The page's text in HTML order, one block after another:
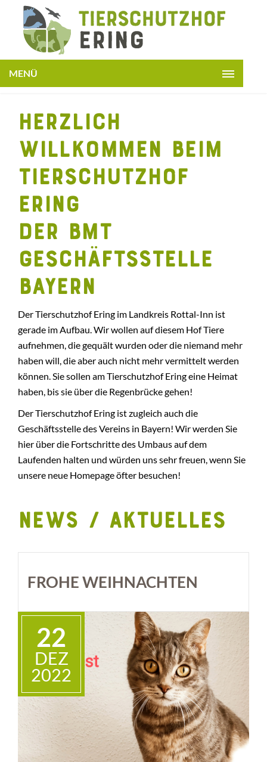
SPENDEN
MENÜ
ÜBER UNS
PATENTIERE
HELFEN
INFOS
KONTAKT
BMT
HERZLICH
WILLKOMMEN BEIM
TIERSCHUTZHOF
ERING
der bmt
Geschäftsstelle
Bayern
Der Tierschutzhof Ering im Landkreis Rottal-Inn ist
gerade im Aufbau. Wir wollen auf diesem Hof Tiere
aufnehmen, die gequält wurden oder die niemand mehr
haben will, die aber auch nicht mehr vermittelt werden
können. Sie sollen am Tierschutzhof Ering eine Heimat
haben, bis sie über die Regenbrücke gehen!
Der Tierschutzhof Ering ist zugleich auch die
Geschäftsstelle des Vereins in Bayern! Wir werden Sie
hier über die Fortschritte des Umbaus auf dem
Laufenden halten und würden uns sehr freuen, wenn Sie
unsere neue Homepage öfter besuchen!
NEWS / AKTUELLES
FROHE WEIHNACHTEN
22
DEZ
2022